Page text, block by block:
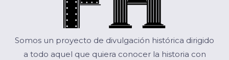
Somos un proyecto de divulgación histórica dirigido
a todo aquel que quiera conocer la historia con